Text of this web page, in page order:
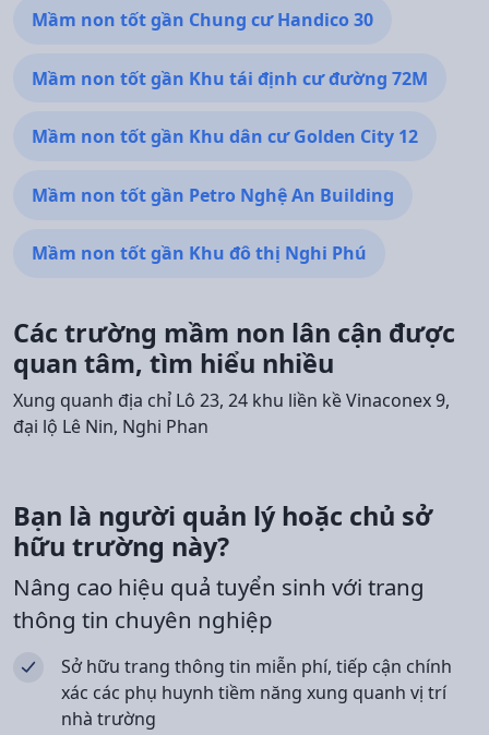
Mầm non tốt gần Chung cư Handico 30
Mầm non tốt gần Khu tái định cư đường 72M
Mầm non tốt gần Khu dân cư Golden City 12
Mầm non tốt gần Petro Nghệ An Building
Mầm non tốt gần Khu đô thị Nghi Phú
Các trường mầm non lân cận được
quan tâm, tìm hiểu nhiều
Xung quanh địa chỉ Lô 23, 24 khu liền kề Vinaconex 9,
đại lộ Lê Nin, Nghi Phan
Bạn là người quản lý hoặc chủ sở
hữu trường này?
Nâng cao hiệu quả tuyển sinh với trang
thông tin chuyên nghiệp
Sở hữu trang thông tin miễn phí, tiếp cận chính
xác các phụ huynh tiềm năng xung quanh vị trí
nhà trường